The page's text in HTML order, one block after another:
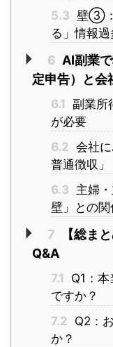
5.3 壁③：
る」情報
6 AI副業
定申告）と会
6.1 副業所
が必要
6.2 会社
普通徴収」
6.3 主婦
壁」との関
7
【総ま
Q&A
7.1
Q1：
ですか？
7.2 Q2：
か？